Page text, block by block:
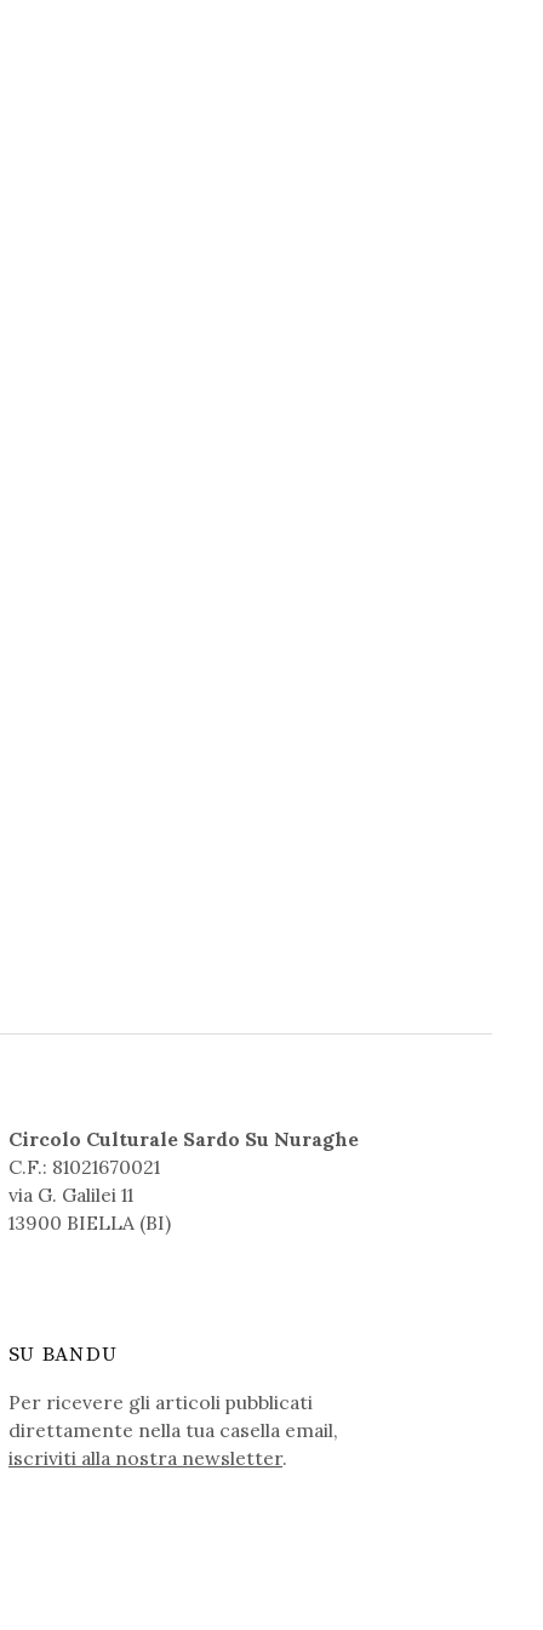
Circolo Culturale Sardo Su Nuraghe
C.F.: 81021670021
via G. Galilei 11
13900 BIELLA (BI)
SU BANDU
Per ricevere gli articoli pubblicati
direttamente nella tua casella email,
iscriviti alla nostra newsletter.